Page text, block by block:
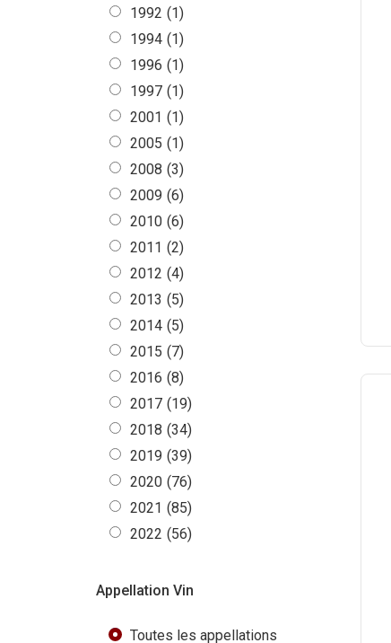
1992 (1)
1994 (1)
1996 (1)
1997 (1)
2001 (1)
2005 (1)
2008 (3)
2009 (6)
2010 (6)
2011 (2)
2012 (4)
2013 (5)
2014 (5)
2015 (7)
2016 (8)
2017 (19)
2018 (34)
2019 (39)
2020 (76)
2021 (85)
2022 (56)
Appellation Vin
Toutes les appellations